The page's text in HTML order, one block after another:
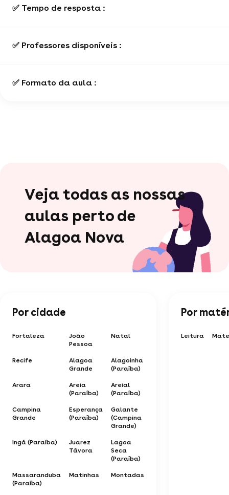
✅ Tempo de resposta :
✅ Professores disponíveis :
✅ Formato da aula :
Veja todas as nossas
aulas perto de
Alagoa Nova
Por cidade
Fortaleza
João
Pessoa
Natal
Recife
Alagoa
Grande
Alagoinha
(Paraíba)
Arara
Areia
(Paraíba)
Areial
(Paraíba)
Campina
Grande
Esperança
(Paraíba)
Galante
(Campina
Grande)
Ingá (Paraíba)
Juarez
Távora
Lagoa
Seca
(Paraíba)
Massaranduba
(Paraíba)
Matinhas Montadas
Por
Leitura